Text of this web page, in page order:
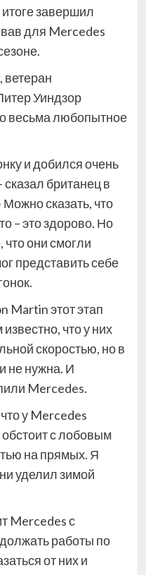
завершил
для Mercedes
ветеран
Уиндзор
весьма любопытное
и добился очень
британец в
сказать, что
– это здорово. Но
что они смогли
представить себе
Martin этот этап
что у них
скоростью, но в
не нужна. И
Mercedes.
у Mercedes
с лобовым
на прямых. Я
уделил зимой
Mercedes с
работы по
от них и